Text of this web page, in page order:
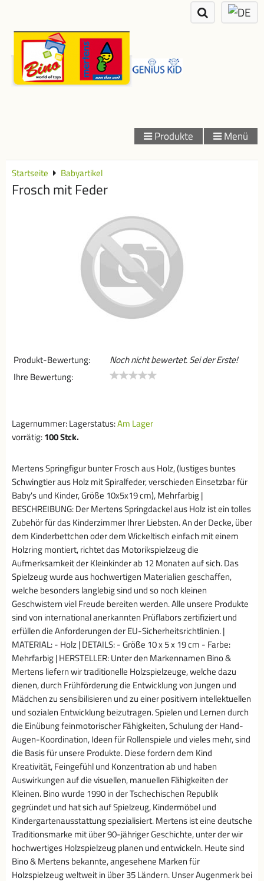
Produkte Menü
Startseite Babyartikel
Frosch mit Feder
Produkt-Bewertung:
Noch nicht bewertet. Sei der Erste!
Ihre Bewertung:
Lagernummer:Lagerstatus:Am Lager
vorrätig:100Stck.
Mertens Springfigur bunter Frosch aus Holz, (lustiges buntes
Schwingtier aus Holz mit Spiralfeder, verschieden Einsetzbar für
Baby's und Kinder, Größe 10x5x19 cm), Mehrfarbig |
BESCHREIBUNG: Der Mertens Springdackel aus Holz ist ein tolles
Zubehör für das Kinderzimmer Ihrer Liebsten. An der Decke, über
dem Kinderbettchen oder dem Wickeltisch einfach mit einem
Holzring montiert, richtet das Motorikspielzeug die
Aufmerksamkeit der Kleinkinder ab 12 Monaten auf sich. Das
Spielzeug wurde aus hochwertigen Materialien geschaffen,
welche besonders langlebig sind und so noch kleinen
Geschwistern viel Freude bereiten werden. Alle unsere Produkte
sind von international anerkannten Prüflabors zertifiziert und
erfüllen die Anforderungen der EU-Sicherheitsrichtlinien. |
MATERIAL: - Holz | DETAILS: - Größe 10 x 5 x 19 cm - Farbe:
Mehrfarbig | HERSTELLER: Unter den Markennamen Bino &
Mertens liefern wir traditionelle Holzspielzeuge, welche dazu
dienen, durch Frühförderung die Entwicklung von Jungen und
Mädchen zu sensibilisieren und zu einer positivern intellektuellen
und sozialen Entwicklung beizutragen. Spielen und Lernen durch
die Einübung feinmotorischer Fähigkeiten, Schulung der Hand-
Augen-Koordination, Ideen für Rollenspiele und vieles mehr, sind
die Basis für unsere Produkte. Diese fordern dem Kind
Kreativität, Feingefühl und Konzentration ab und haben
Auswirkungen auf die visuellen, manuellen Fähigkeiten der
Kleinen. Bino wurde 1990 in der Tschechischen Republik
gegründet und hat sich auf Spielzeug, Kindermöbel und
Kindergartenausstattung spezialisiert. Mertens ist eine deutsche
Traditionsmarke mit über 90-jähriger Geschichte, unter der wir
hochwertiges Holzspielzeug planen und entwickeln. Heute sind
Bino & Mertens bekannte, angesehene Marken für
Holzspielzeug weltweit in über 35 Ländern. Unser Augenmerk bei